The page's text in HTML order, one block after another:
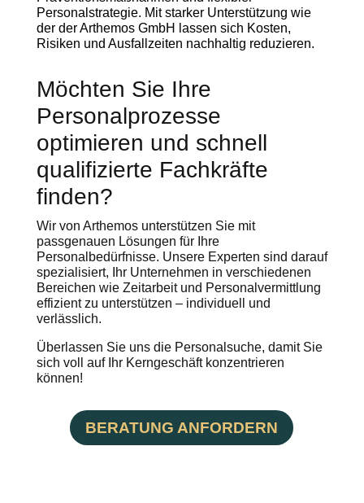
Personalstrategie. Mit starker Unterstützung wie
der der Arthemos GmbH lassen sich Kosten,
Risiken und Ausfallzeiten nachhaltig reduzieren.
Möchten Sie Ihre
Personalprozesse
optimieren und schnell
qualifizierte Fachkräfte
finden?
Wir von Arthemos unterstützen Sie mit
passgenauen Lösungen für Ihre
Personalbedürfnisse. Unsere Experten sind darauf
spezialisiert, Ihr Unternehmen in verschiedenen
Bereichen wie Zeitarbeit und Personalvermittlung
effizient zu unterstützen – individuell und
verlässlich.
Überlassen Sie uns die Personalsuche, damit Sie
sich voll auf Ihr Kerngeschäft konzentrieren
können!
BERATUNG ANFORDERN